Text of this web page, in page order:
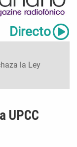
Directo
la Ley
UPCC